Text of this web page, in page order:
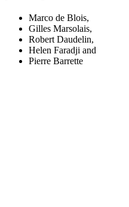
Marco de Blois,
Gilles Marsolais,
Robert Daudelin,
Helen Faradji and
Pierre Barrette